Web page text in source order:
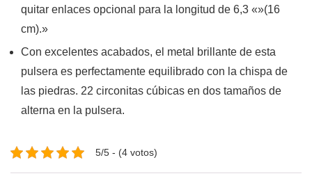
quitar enlaces opcional para la longitud de 6,3 «»(16
cm).»
Con excelentes acabados, el metal brillante de esta
pulsera es perfectamente equilibrado con la chispa de
las piedras. 22 circonitas cúbicas en dos tamaños de
alterna en la pulsera.
5/5 - (4 votos)